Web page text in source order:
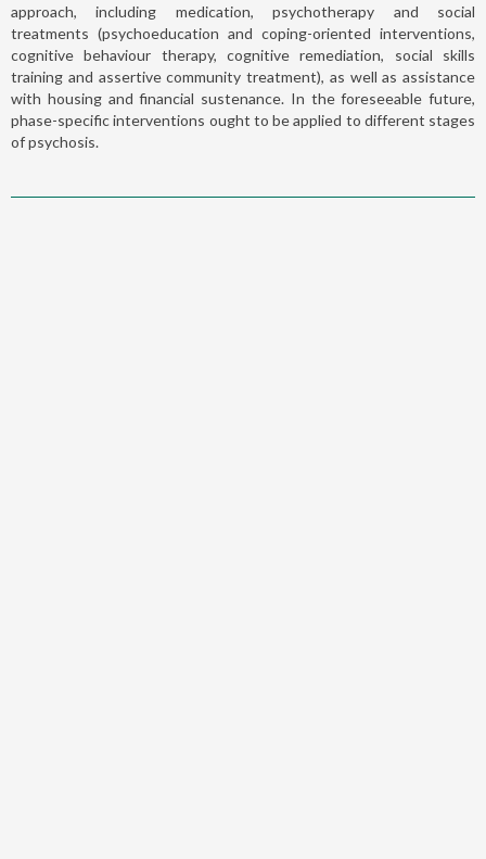
approach, including medication, psychotherapy and social
treatments (psychoeducation and coping-oriented interventions,
cognitive behaviour therapy, cognitive remediation, social skills
training and assertive community treatment), as well as assistance
with housing and financial sustenance. In the foreseeable future,
phase-specific interventions ought to be applied to different stages
of psychosis.